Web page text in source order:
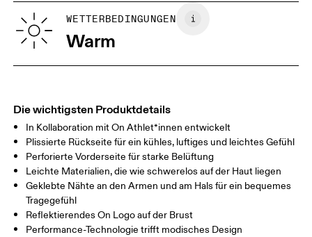
GRÖSSENRATGEBER - FRAUENKLEIDUNG
BRUSTUMFAN
G
TAILLE 67 68 — 73 74
Horizontal verschieben, um mehr zu sehen
So misst du richtig
WETTERBEDINGUNGEN
Warm
Die wichtigsten Produktdetails
In Kollaboration mit On Athlet*innen entwickelt
Plissierte Rückseite für ein kühles, luftiges und leichtes Gefühl
Perforierte Vorderseite für starke Belüftung
Leichte Materialien, die wie schwerelos auf der Haut liegen
Geklebte Nähte an den Armen und am Hals für ein bequemes
Tragegefühl
Reflektierendes On Logo auf der Brust
Performance-Technologie trifft modisches Design